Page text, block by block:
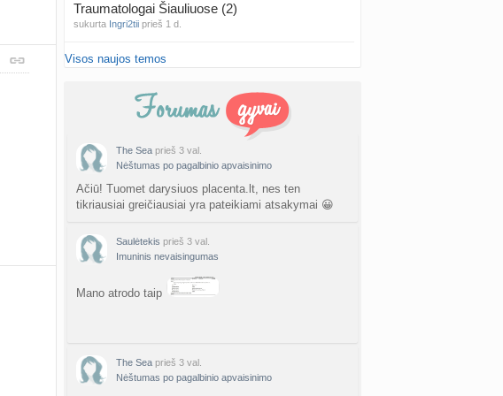
Traumatologai Šiauliuose (2)
sukurta Ingri2tii prieš 1 d.
Čakru valymas
Kęstutis Šklėrius
Kovo mėnesio dvyniai
sukurtaAgnieskaAdele prieš 1 d.
atnaujinta linikea223 prieš 1 d.
Valdorfo mokyklos
sukurtababarikė prieš 2 d.
Crinone gelio (progesterono) naudojimas
Visos naujos temos
The Sea prieš 3 val.
Nėštumas po pagalbinio apvaisinimo
Ačiū! Tuomet darysiuos placenta.lt, nes ten
tikriausiai greičiausiai yra pateikiami atsakymai 😀
Saulėtekis prieš 3 val.
Imuninis nevaisingumas
Mano atrodo taip
The Sea prieš 3 val.
Nėštumas po pagalbinio apvaisinimo